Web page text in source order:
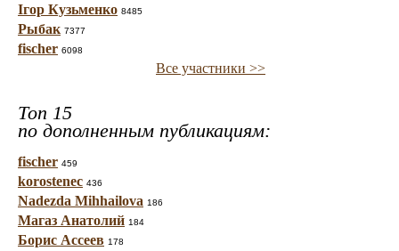
Ігор Кузьменко 8485
Рыбак 7377
fischer 6098
Все участники >>
Топ 15
по дополненным публикациям:
fischer 459
korostenec 436
Nadezda Mihhailova 186
Магаз Анатолий 184
Борис Ассеев 178